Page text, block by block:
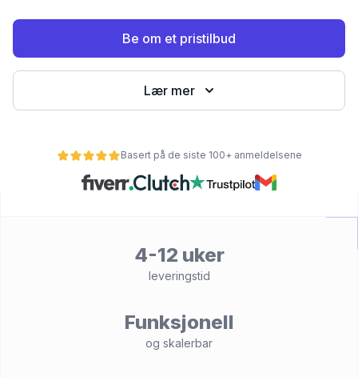
Be om et pristilbud
Lær mer
Basert på de siste 100+ anmeldelsene
4-12 uker
leveringstid
Funksjonell
og skalerbar